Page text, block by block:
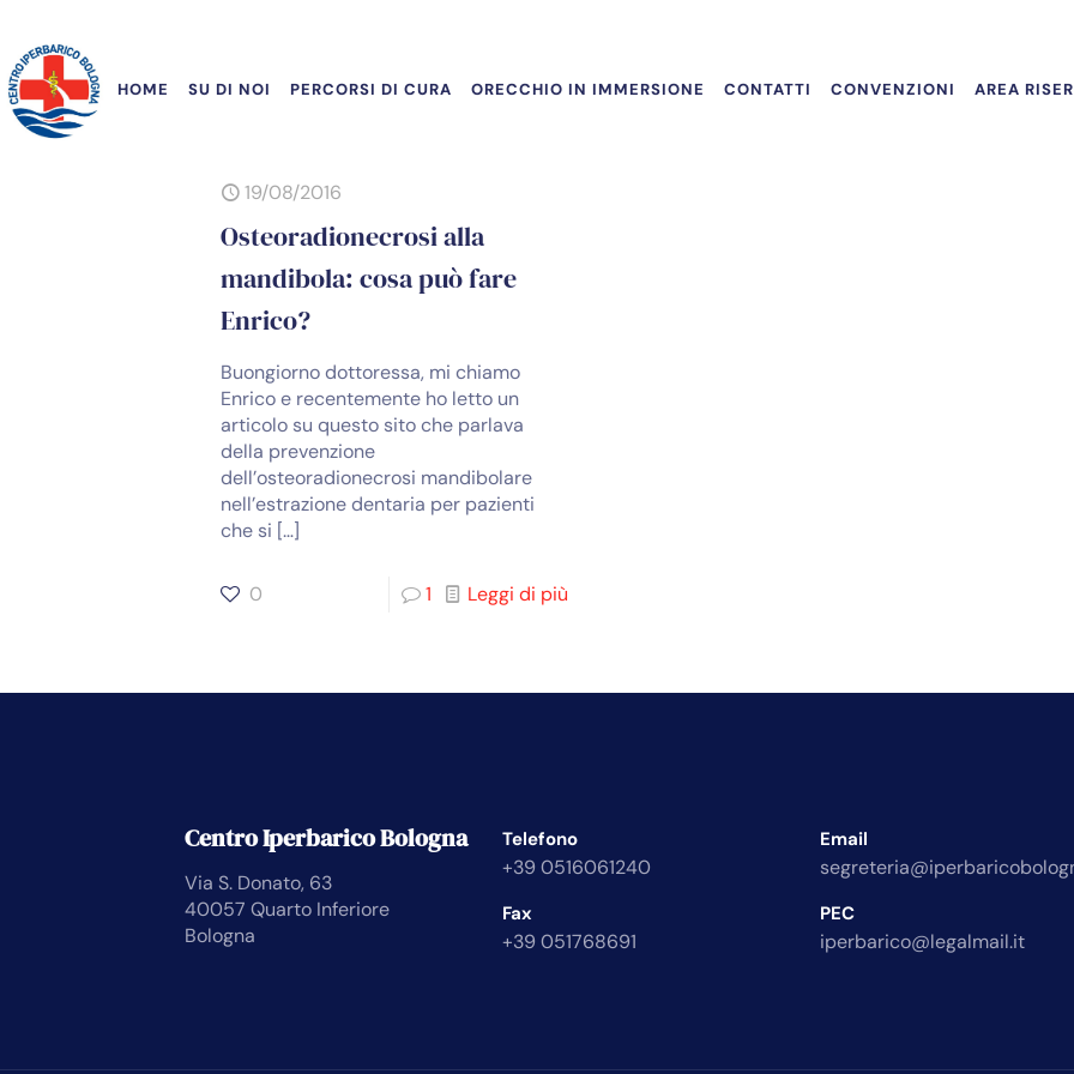
HOME SU DI NOI PERCORSI DI CURA ORECCHIO IN IMMERSIONE CONTATTI CONVENZIONI AREA
19/08/2016
Osteoradionecrosi alla
mandibola: cosa può fare
Enrico?
Buongiorno dottoressa, mi chiamo
Enrico e recentemente ho letto un
articolo su questo sito che parlava
della prevenzione
dell’osteoradionecrosi mandibolare
nell’estrazione dentaria per pazienti
che si […]
0 1 Leggi di più
Centro Iperbarico Bologna
Via S. Donato, 63
40057 Quarto Inferiore
Bologna
Telefono
+39 0516061240
Fax
+39 051768691
Email
PEC
iperbarico@legalmail.it